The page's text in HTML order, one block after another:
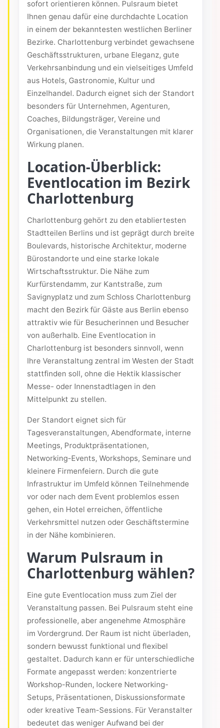
sofort orientieren können. Pulsraum bietet
Ihnen genau dafür eine durchdachte Location
in einem der bekanntesten westlichen Berliner
Bezirke. Charlottenburg verbindet gewachsene
Geschäftsstrukturen, urbane Eleganz, gute
Verkehrsanbindung und ein vielseitiges Umfeld
aus Hotels, Gastronomie, Kultur und
Einzelhandel. Dadurch eignet sich der Standort
besonders für Unternehmen, Agenturen,
Coaches, Bildungsträger, Vereine und
Organisationen, die Veranstaltungen mit klarer
Wirkung planen.
Location-Überblick:
Eventlocation im Bezirk
Charlottenburg
Charlottenburg gehört zu den etabliertesten
Stadtteilen Berlins und ist geprägt durch breite
Boulevards, historische Architektur, moderne
Bürostandorte und eine starke lokale
Wirtschaftsstruktur. Die Nähe zum
Kurfürstendamm, zur Kantstraße, zum
Savignyplatz und zum Schloss Charlottenburg
macht den Bezirk für Gäste aus Berlin ebenso
attraktiv wie für Besucherinnen und Besucher
von außerhalb. Eine Eventlocation in
Charlottenburg ist besonders sinnvoll, wenn
Ihre Veranstaltung zentral im Westen der Stadt
stattfinden soll, ohne die Hektik klassischer
Messe- oder Innenstadtlagen in den
Mittelpunkt zu stellen.
Der Standort eignet sich für
Tagesveranstaltungen, Abendformate, interne
Meetings, Produktpräsentationen,
Networking-Events, Workshops, Seminare und
kleinere Firmenfeiern. Durch die gute
Infrastruktur im Umfeld können Teilnehmende
vor oder nach dem Event problemlos essen
gehen, ein Hotel erreichen, öffentliche
Verkehrsmittel nutzen oder Geschäftstermine
in der Nähe kombinieren.
Warum Pulsraum in
Charlottenburg wählen?
Eine gute Eventlocation muss zum Ziel der
Veranstaltung passen. Bei Pulsraum steht eine
professionelle, aber angenehme Atmosphäre
im Vordergrund. Der Raum ist nicht überladen,
sondern bewusst funktional und flexibel
gestaltet. Dadurch kann er für unterschiedliche
Formate angepasst werden: konzentrierte
Workshop-Runden, lockere Networking-
Setups, Präsentationen, Diskussionsformate
oder kreative Team-Sessions. Für Veranstalter
bedeutet das weniger Aufwand bei der